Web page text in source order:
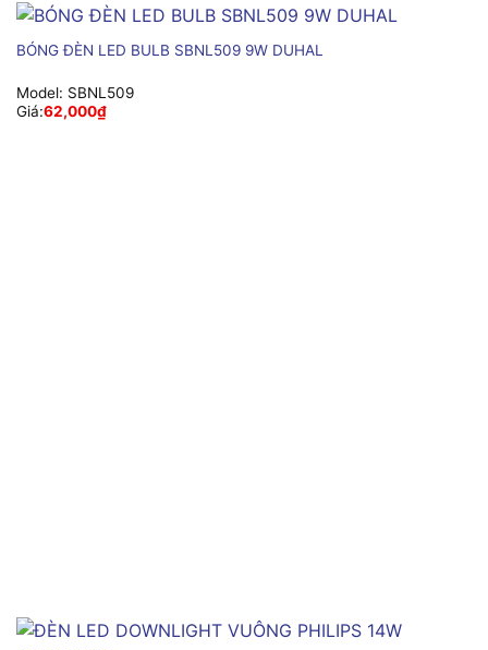
BÓNG ĐÈN LED BULB SBNL509 9W DUHAL
Model: SBNL509
Giá:62,000₫